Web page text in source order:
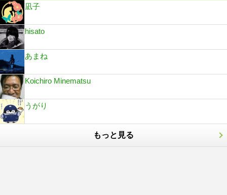
凪子
hisato
あまね
Koichiro Minematsu
うがり
もっと見る